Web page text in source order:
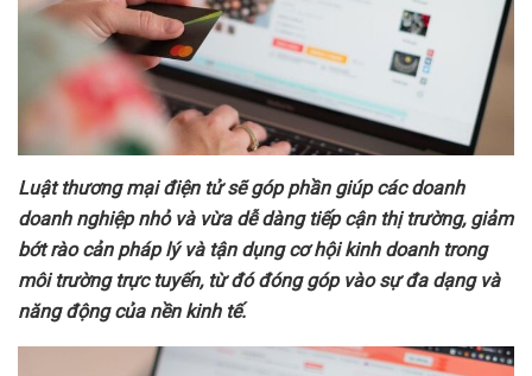
Luật thương mại điện tửsẽgóp phần giúp các doanh
doanh nghiệp nhỏvà vừa dễdàng tiếp cận thịtrường, giảm
bớt rào cản pháp lý và tận dụng cơhội kinh doanh trong
môi trường trực tuyến, từđó đóng góp vào sựđa dạng và
năng động của nền kinh tế.